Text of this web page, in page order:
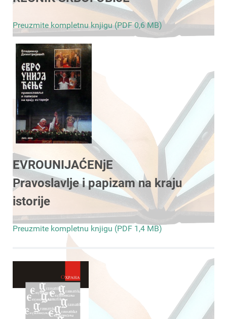
Preuzmite kompletnu knjigu (PDF 0,6 MB)
EVROUNIJAĆENjE
Pravoslavlje i papizam na kraju
istorije
Preuzmite kompletnu knjigu (PDF 1,4 MB)